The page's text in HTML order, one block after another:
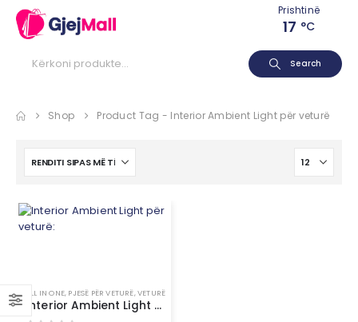
Prishtinë
17 °C
Search
Shop Product Tag - Interior Ambient Light për veturë
ALL IN ONE, PJESË PËR VETURË,VETURË
Interior Ambient Light për veturë: